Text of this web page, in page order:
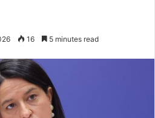
16 5 minutes read